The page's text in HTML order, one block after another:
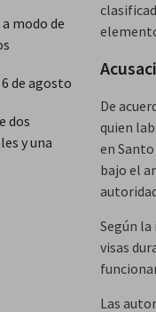
De
quien
en
bajo el
Según
visas
Las
modo de
de agosto
dos
y una